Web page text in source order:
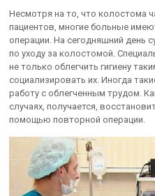
Несмотря на то, что колостома
пациентов, многие больные
операции. На сегодняшний день
по уходу за колостомой.
не только облегчить гигиену
социализировать их. Иногда
работу с облегченным трудом.
случаях, получается,
помощью повторной операции.